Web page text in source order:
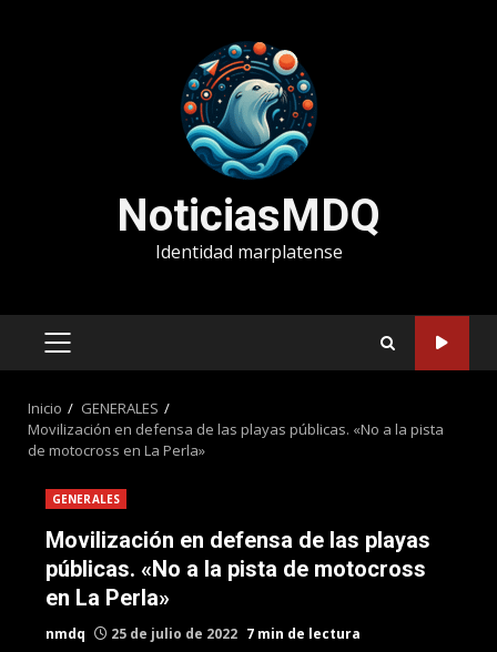
NoticiasMDQ
Identidad marplatense
MENÚ
Inicio
GENERALES
Movilización en defensa de las playas públicas. «No a la pista
de motocross en La Perla»
GENERALES
Movilización en defensa de las playas
públicas. «No a la pista de motocross
en La Perla»
nmdq 25 de julio de 2022 7 min de lectura